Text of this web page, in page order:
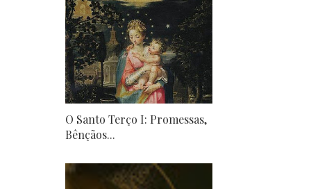
O Santo Terço I: Promessas,
Bênçãos...